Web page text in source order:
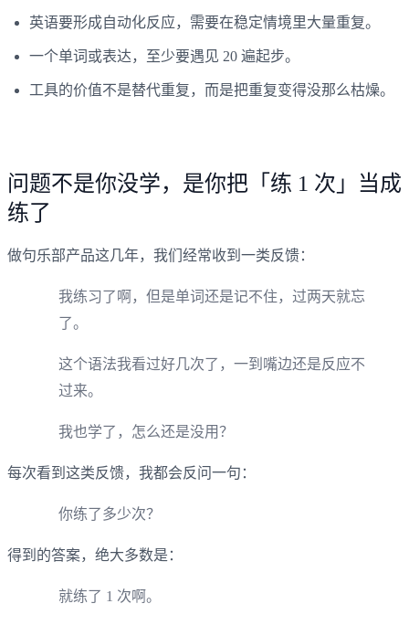
英语要形成自动化反应，需要在稳定情境里大量重复。
一个单词或表达，至少要遇见 20 遍起步。
工具的价值不是替代重复，而是把重复变得没那么枯燥。
问题不是你没学，是你把「练 1 次」当成
练了
做句乐部产品这几年，我们经常收到一类反馈：
我练习了啊，但是单词还是记不住，过两天就忘
了。
这个语法我看过好几次了，一到嘴边还是反应不
过来。
我也学了，怎么还是没用？
每次看到这类反馈，我都会反问一句：
你练了多少次？
得到的答案，绝大多数是：
就练了 1 次啊。